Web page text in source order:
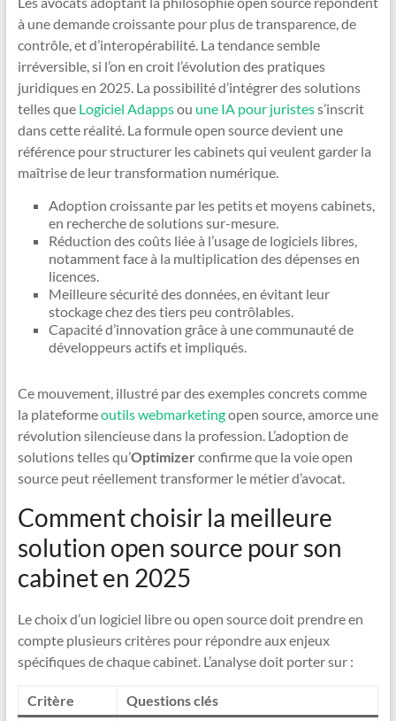
à une demande croissante pour plus de transparence, de
contrôle, et d’interopérabilité. La tendance semble
irréversible, si l’on en croit l’évolution des pratiques
juridiques en 2025. La possibilité d’intégrer des solutions
telles que Logiciel Adappsou une IA pour juristess’inscrit
dans cette réalité. La formule open source devient une
référence pour structurer les cabinets qui veulent garder la
maîtrise de leur transformation numérique.
Adoption croissante par les petits et moyens cabinets,
en recherche de solutions sur-mesure.
Réduction des coûts liée à l’usage de logiciels libres,
notamment face à la multiplication des dépenses en
licences.
Meilleure sécurité des données, en évitant leur
stockage chez des tiers peu contrôlables.
Capacité d’innovation grâce à une communauté de
développeurs actifs et impliqués.
Ce mouvement, illustré par des exemples concrets comme
la plateformeoutils webmarketingopen source, amorce une
révolution silencieuse dans la profession. L’adoption de
solutions telles qu’Optimizerconfirme que la voie open
source peut réellement transformer le métier d’avocat.
Comment choisir la meilleure
solution open source pour son
cabinet en 2025
Le choix d’un logiciel libre ou open source doit prendre en
compte plusieurs critères pour répondre aux enjeux
spécifiques de chaque cabinet. L’analyse doit porter sur :
Critère
Questions clés